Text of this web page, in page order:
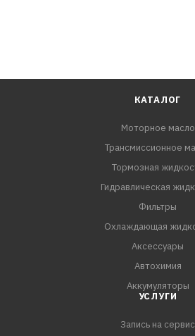
КАТАЛОГ
Моторное масло
Трансмиссионное
Тормозная
Гидравлическая
Фильтры
Охлаждающая
Аксессуары
Автохимия
Аккумуляторы
УСЛУГИ
Запись на сервис